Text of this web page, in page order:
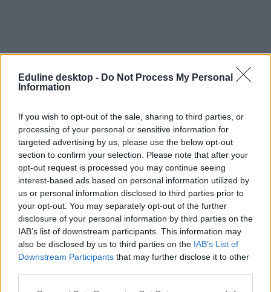
Eduline desktop - Do Not Process My Personal
Information
If you wish to opt-out of the sale, sharing to third parties, or
processing of your personal or sensitive information for
targeted advertising by us, please use the below opt-out
section to confirm your selection. Please note that after your
opt-out request is processed you may continue seeing
interest-based ads based on personal information utilized by
us or personal information disclosed to third parties prior to
your opt-out. You may separately opt-out of the further
disclosure of your personal information by third parties on the
IAB’s list of downstream participants. This information may
also be disclosed by us to third parties on the IAB’s List of
Downstream Participants that may further disclose it to other